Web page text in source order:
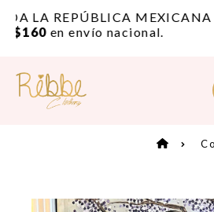
APROVECHA LAS OFERTAS
tiempo